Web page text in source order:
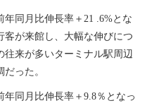
同月比伸長率＋21 .6%とな
客が来館し、大幅な伸びにつ
往来が多いターミナル駅周辺
った。
同月比伸長率＋9.8％となっ